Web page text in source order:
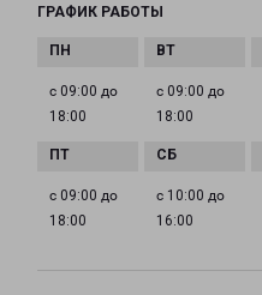
ГРАФИК РАБОТЫ
с 09:00 до
18:00
с 09:00 до
18:00
с 09:00 до
18:00
с 10:00 до
16:00